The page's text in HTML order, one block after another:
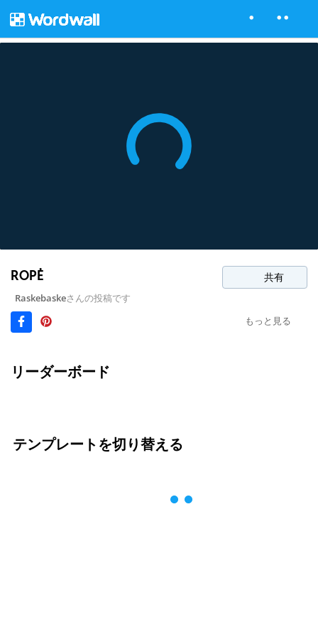
ROPĖ 共有
Raskebaskeさんの投稿です
もっと見る
リーダーボード
テンプレートを切り替える